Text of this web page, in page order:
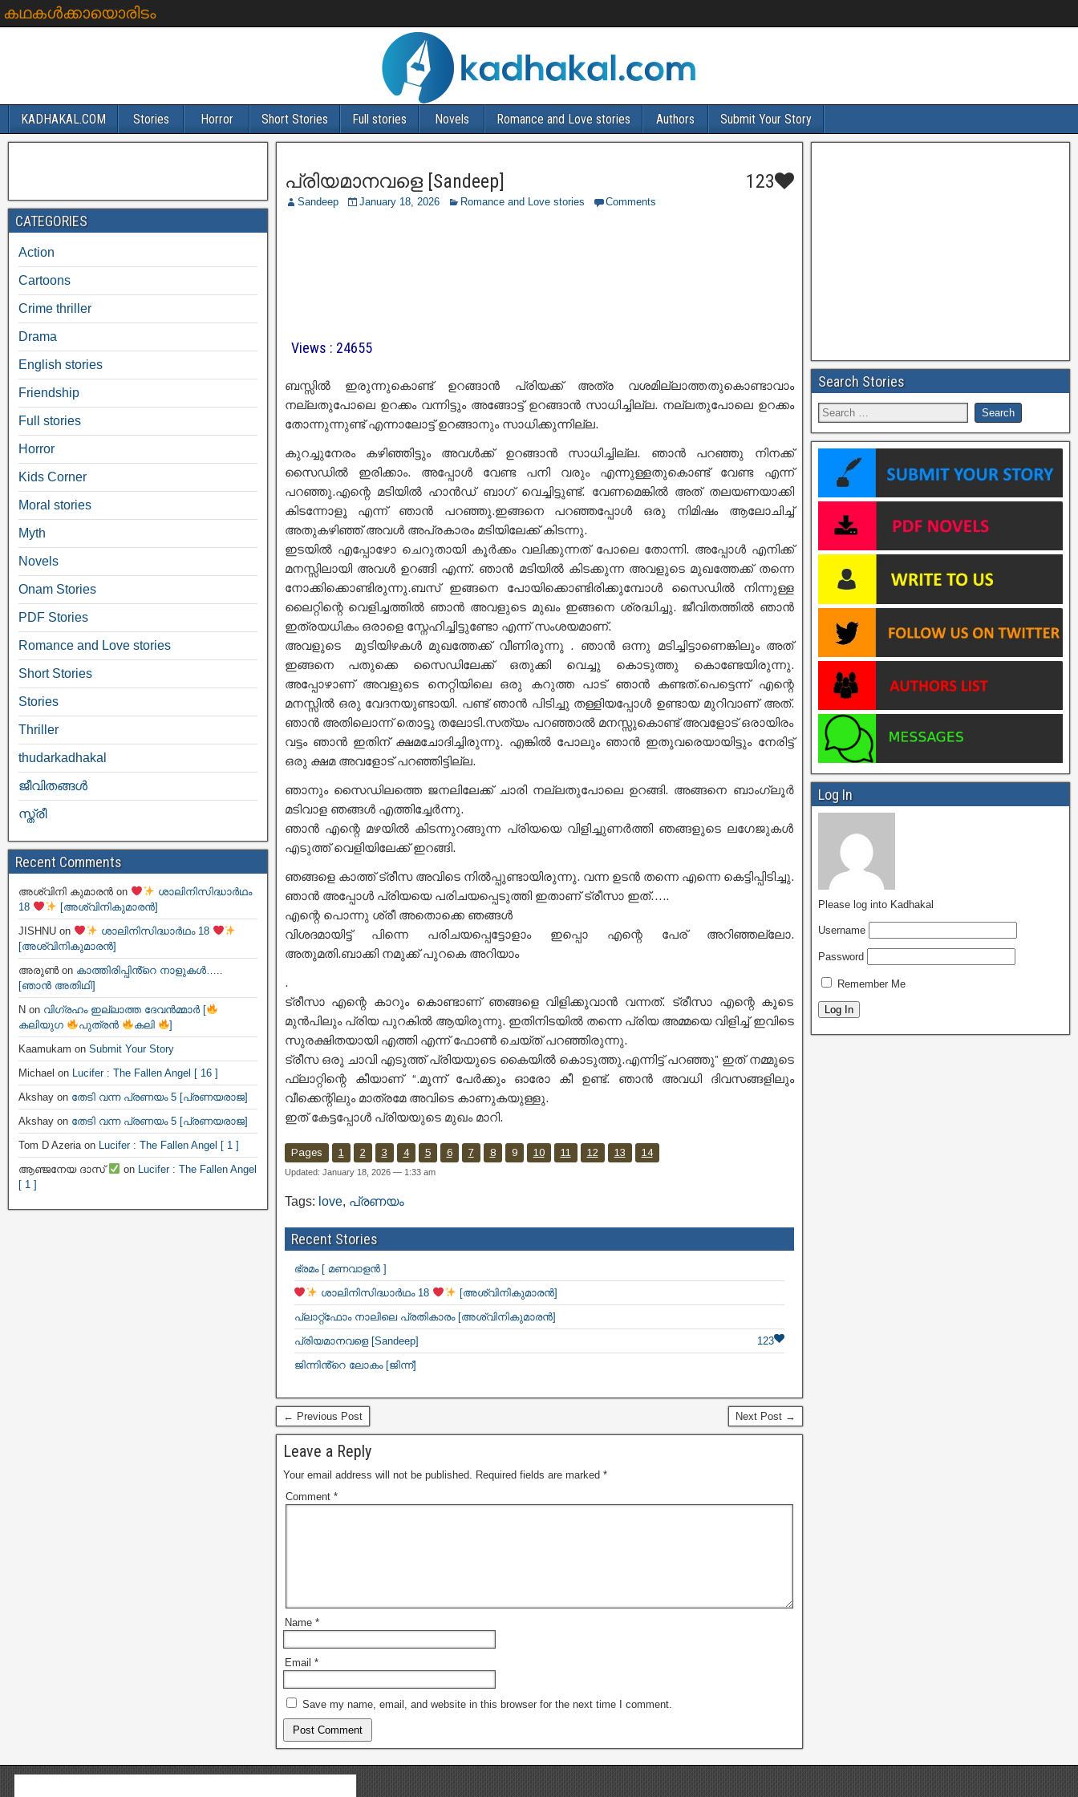
കഥകൾക്കായൊരിടം
KADHAKAL.COM Stories Horror Short Stories Full stories Novels Romance and Love stories Authors Submit Your Story
പ്രിയമാനവളെ [Sandeep] 123
Sandeep January 18, 2026 Romance and Love stories Comments
Views : 24655
ബസ്സിൽ ഇരുന്നുകൊണ്ട് ഉറങ്ങാൻ പ്രിയക്ക് അത്ര വശമില്ലാത്തതുകൊണ്ടാവാം
നല്ലതുപോലെ ഉറക്കം വന്നിട്ടും അങ്ങോട്ട് ഉറങ്ങാൻ സാധിച്ചില്ല. നല്ലതുപോലെ ഉറക്കം
തോന്നുന്നുണ്ട് എന്നാലോട്ട് ഉറങ്ങാനും സാധിക്കുന്നില്ല.
കുറച്ചുനേരം കഴിഞ്ഞിട്ടും അവൾക്ക് ഉറങ്ങാൻ സാധിച്ചില്ല. ഞാൻ പറഞ്ഞു നിനക്ക്
സൈഡിൽ ഇരിക്കാം. അപ്പോൾ വേണ്ട പനി വരും എന്നുള്ളതുകൊണ്ട് വേണ്ട എന്ന്
പറഞ്ഞു.എന്റെ മടിയിൽ ഹാൻഡ് ബാഗ് വെച്ചിട്ടുണ്ട്. വേണമെങ്കിൽ അത് തലയണയാക്കി
കിടന്നോളൂ എന്ന് ഞാൻ പറഞ്ഞു.ഇങ്ങനെ പറഞ്ഞപ്പോൾ ഒരു നിമിഷം ആലോചിച്ച്
അതുകഴിഞ്ഞ് അവൾ അപ്രകാരം മടിയിലേക്ക് കിടന്നു.
ഇടയിൽ എപ്പോഴോ ചെറുതായി കൂർക്കം വലിക്കുന്നത് പോലെ തോന്നി. അപ്പോൾ എനിക്ക്
മനസ്സിലായി അവൾ ഉറങ്ങി എന്ന്. ഞാൻ മടിയിൽ കിടക്കുന്ന അവളുടെ മുഖത്തേക്ക് തന്നെ
നോക്കിക്കൊണ്ടിരുന്നു.ബസ് ഇങ്ങനെ പോയിക്കൊണ്ടിരിക്കുമ്പോൾ സൈഡിൽ നിന്നുള്ള
ലൈറ്റിന്റെ വെളിച്ചത്തിൽ ഞാൻ അവളുടെ മുഖം ഇങ്ങനെ ശ്രദ്ധിച്ചു. ജീവിതത്തിൽ ഞാൻ
ഇത്രയധികം ഒരാളെ സ്നേഹിച്ചിട്ടുണ്ടോ എന്ന് സംശയമാണ്.
അവളുടെ മുടിയിഴകൾ മുഖത്തേക്ക് വീണിരുന്നു . ഞാൻ ഒന്നു മടിച്ചിട്ടാണെങ്കിലും അത്
ഇങ്ങനെ പതുക്കെ സൈഡിലേക്ക് ഒതുക്കി വെച്ചു കൊടുത്തു കൊണ്ടേയിരുന്നു.
അപ്പോഴാണ് അവളുടെ നെറ്റിയിലെ ഒരു കറുത്ത പാട് ഞാൻ കണ്ടത്.പെട്ടെന്ന് എന്റെ
മനസ്സിൽ ഒരു വേദനയുണ്ടായി. പണ്ട് ഞാൻ പിടിച്ചു തള്ളിയപ്പോൾ ഉണ്ടായ മുറിവാണ് അത്.
ഞാൻ അതിലൊന്ന് തൊട്ടു തലോടി.സത്യം പറഞ്ഞാൽ മനസ്സുകൊണ്ട് അവളോട് ഒരായിരം
വട്ടം ഞാൻ ഇതിന് ക്ഷമചോദിച്ചിരുന്നു. എങ്കിൽ പോലും ഞാൻ ഇതുവരെയായിട്ടും നേരിട്ട്
ഒരു ക്ഷമ അവളോട് പറഞ്ഞിട്ടില്ല.
ഞാനും സൈഡിലത്തെ ജനലിലേക്ക് ചാരി നല്ലതുപോലെ ഉറങ്ങി. അങ്ങനെ ബാംഗ്ലൂർ
മടിവാള ഞങ്ങൾ എത്തിച്ചേർന്നു.
ഞാൻ എന്റെ മഴയിൽ കിടന്നുറങ്ങുന്ന പ്രിയയെ വിളിച്ചുണർത്തി ഞങ്ങളുടെ ലഗേജുകൾ
എടുത്ത് വെളിയിലേക്ക് ഇറങ്ങി.
ഞങ്ങളെ കാത്ത് ട്രീസ അവിടെ നിൽപ്പുണ്ടായിരുന്നു. വന്ന ഉടൻ തന്നെ എന്നെ കെട്ടിപ്പിടിച്ചു.
ഞാൻ അപ്പോൾ പ്രിയയെ പരിചയപ്പെടുത്തി ഇതാണ് ട്രീസാ ഇത്…..
എന്റെ പൊന്നു ശ്രീ അതൊക്കെ ഞങ്ങൾ
വിശദമായിട്ട് പിന്നെ പരിചയപ്പെട്ടോളാം ഇപ്പൊ എന്റെ പേര് അറിഞ്ഞല്ലോ.
അതുമതി.ബാക്കി നമുക്ക്പുറകെ അറിയാം
.
ട്രീസാ എന്റെ കാറും കൊണ്ടാണ് ഞങ്ങളെ വിളിക്കുവാൻ വന്നത്. ട്രീസാ എന്റെ കൂടെ
മുൻപിലും പ്രിയ പുറകിൽ ആയിരുന്നു. ഇതിനിടയിൽ തന്നെ പ്രിയ അമ്മയെ വിളിച്ച് ഇവിടെ
സുരക്ഷിതയായി എത്തി എന്ന് ഫോൺ ചെയ്ത് പറഞ്ഞിരുന്നു.
ട്രീസ ഒരു ചാവി എടുത്ത് പ്രിയയുടെ കൈയിൽ കൊടുത്തു.എന്നിട്ട് പറഞ്ഞു” ഇത് നമ്മുടെ
ഫ്ലാറ്റിന്റെ കീയാണ് “.മൂന്ന് പേർക്കും ഓരോ കീ ഉണ്ട്. ഞാൻ അവധി ദിവസങ്ങളിലും
വീക്കെന്റിലും മാത്രമേ അവിടെ കാണുകയുള്ളു.
ഇത് കേട്ടപ്പോൾ പ്രിയയുടെ മുഖം മാറി.
Pages 1 2 3 4 5 6 7 8 9 10 11 12 13 14
Updated: January 18, 2026 — 1:33 am
Tags: love, പ്രണയം
Recent Stories
ഭ്രമം [ മണവാളൻ ]
ശാലിനിസിദ്ധാർഥം 18
[അശ്വിനികുമാരൻ]
പ്ലാറ്റ്ഫോം നാലിലെ പ്രതികാരം [അശ്വിനികുമാരൻ]
പ്രിയമാനവളെ [Sandeep]
123
ജിന്നിൻ്റെ ലോകം [ജിന്ന്]
← Previous Post Next Post →
Leave a Reply
Your email address will not be published. Required fields are marked *
Comment *
Name *
Email *
Save my name, email, and website in this browser for the next time I comment.
CATEGORIES
Action
Cartoons
Crime thriller
Drama
English stories
Friendship
Full stories
Horror
Kids Corner
Moral stories
Myth
Novels
Onam Stories
PDF Stories
Romance and Love stories
Short Stories
Stories
Thriller
thudarkadhakal
ജീവിതങ്ങള്‍
സ്ത്രീ
Recent Comments
അശ്വിനി കുമാരൻ on
ശാലിനിസിദ്ധാർഥം
18
[അശ്വിനികുമാരൻ]
JISHNU on
ശാലിനിസിദ്ധാർഥം 18
[അശ്വിനികുമാരൻ]
അരുൺon കാത്തിരിപ്പിൻ്റെ നാളുകൾ…..
[ഞാൻ അതിഥി]
N on വിഗ്രഹം ഇല്ലാത്ത ദേവൻമ്മാർ [
കലിയുഗ
പുത്രൻ കലി
]
Kaamukam on Submit Your Story
Michael on Lucifer : The Fallen Angel [ 16 ]
Akshay on തേടി വന്ന പ്രണയം 5 [പ്രണയരാജ]
Akshay on തേടി വന്ന പ്രണയം 5 [പ്രണയരാജ]
Tom D Azeriaon Lucifer : The Fallen Angel [ 1 ]
ആഞ്ജനേയ ദാസ്
on Lucifer : The Fallen Angel
[ 1 ]
Search Stories
Log In
Please log into Kadhakal
Username
Password
Remember Me